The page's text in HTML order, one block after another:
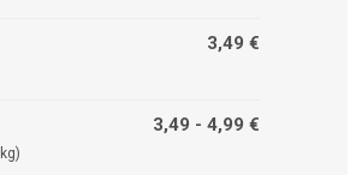
3,49 €
3,49 - 4,99 €